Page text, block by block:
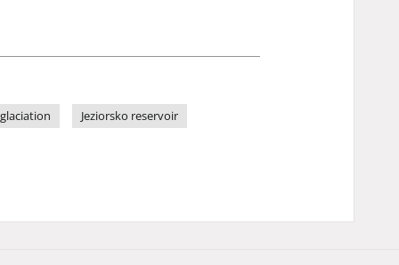
Jeziorsko reservoir